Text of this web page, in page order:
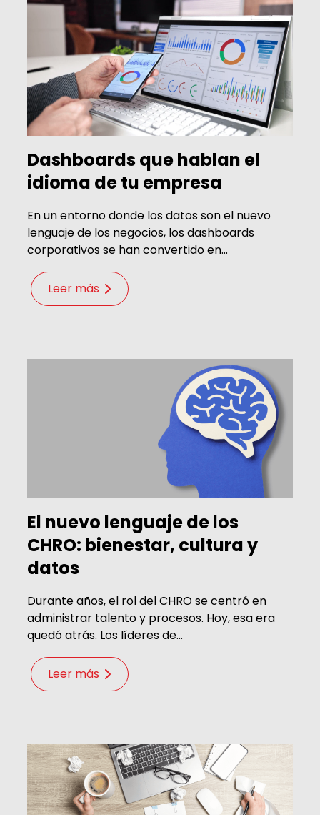
Dashboards que hablan el
idioma de tu empresa
En un entorno donde los datos son el nuevo
lenguaje de los negocios, los dashboards
corporativos se han convertido en...
Leer más
El nuevo lenguaje de los
CHRO: bienestar, cultura y
datos
Durante años, el rol del CHRO se centró en
administrar talento y procesos. Hoy, esa era
quedó atrás. Los líderes de...
Leer más